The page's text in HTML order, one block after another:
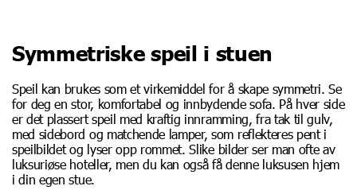
Symmetriske speil i stuen
Speil kan brukes som et virkemiddel for å skape symmetri. Se
for deg en stor, komfortabel og innbydende sofa. På hver side
er det plassert speil med kraftig innramming, fra tak til gulv,
med sidebord og matchende lamper, som reflekteres pent i
speilbildet og lyser opp rommet. Slike bilder ser man ofte av
luksuriøse hoteller, men du kan også få denne luksusen hjem
i din egen stue.